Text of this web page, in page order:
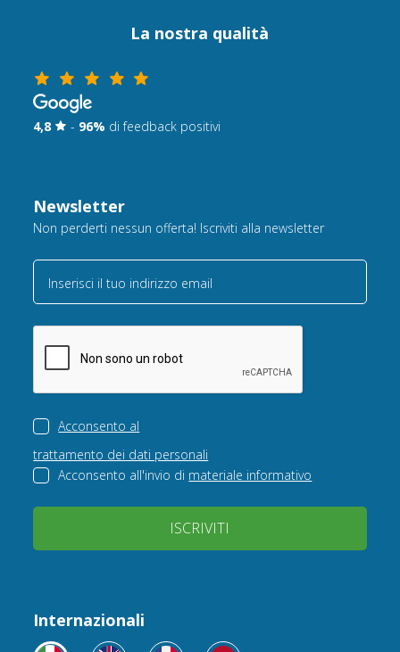
La nostra qualità
4,8 - 96% di feedback positivi
Newsletter
Non perderti nessun offerta! Iscriviti alla newsletter
Inserisci il tuo indirizzo email
Acconsento al
trattamento dei dati personali
Acconsento all'invio di materiale informativo
ISCRIVITI
Internazionali